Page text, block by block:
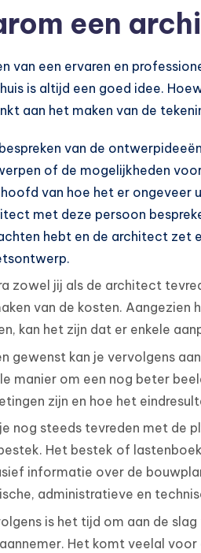
een
van een ervaren en
is altijd een goed idee.
aan het maken van de
van de
of de mogelijkheden
van hoe het er ongeveer
met deze persoon
hebt en de architect zet
zowel jij als de architect
van de kosten.
kan het zijn dat er enkele
gewenst kan je vervolgens
manier om een nog beter
zijn en hoe het
nog steeds tevreden met de
Het bestek of
informatie over de
administratieve en
is het tijd om aan de
Het komt veelal